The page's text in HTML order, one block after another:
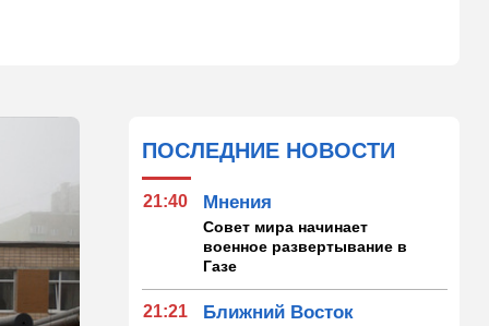
ПОСЛЕДНИЕ НОВОСТИ
21:40 Мнения
Совет мира начинает
военное развертывание в
Газе
21:21 Ближний Восток